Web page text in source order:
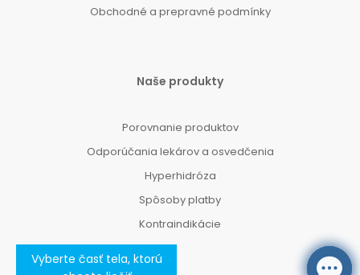
Vyberte časť tela, ktorú
Obchodné a prepravné podmínky
Naše produkty
Porovnanie produktov
Odporúčania lekárov a osvedčenia
Hyperhidróza
Spôsoby platby
Kontraindikácie